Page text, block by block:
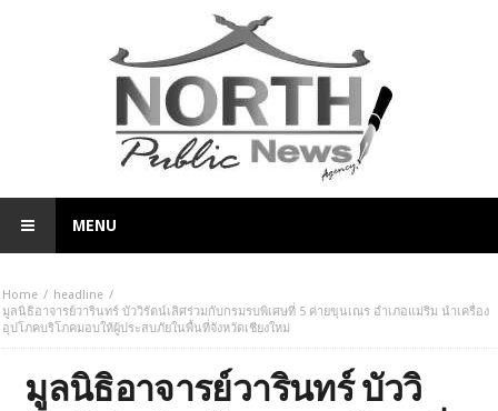
MENU
Home
headline
มูลนิธิอาจารย์วารินทร์ บัววิรัตน์เลิศร่วมกับกรมรบพิเศษที่ 5 ค่ายขุนเณร อำเภอแม่ริม นำเครื่อง
อุปโภคบริโภคมอบให้ผู้ประสบภัยในพื้นที่จังหวัดเชียงใหม่
มูลนิธิอาจารย์วารินทร์ บัววิ